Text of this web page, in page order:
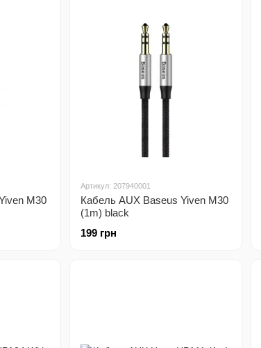
M30
Артикул: 207940001
Кабель AUX Baseus Yiven M30
(1m) black
199 грн